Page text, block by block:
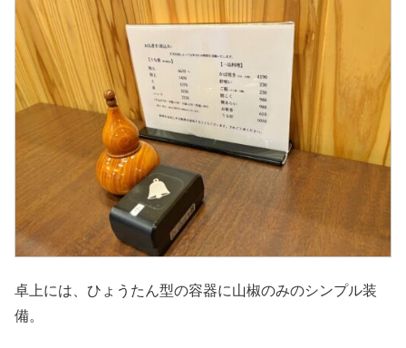
卓上には、ひょうたん型の容器に山椒のみのシンプル装
備。